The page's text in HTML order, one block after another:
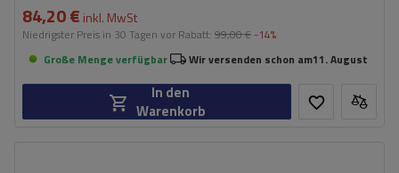
84,20 € inkl. MwSt
Niedrigster Preis in 30 Tagen vor Rabatt: 99,00 € -14%
Große Menge verfügbar
Wir versenden schon am11. August
In den
Warenkorb